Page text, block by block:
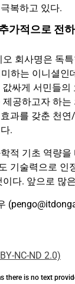
복하고 있다.
가적으로 전
회사명은 독
미하는 이니셜
싸게 서민들의
공하고자 하는
과를 갖춘 천
.
적 기초 역량
기술력으로 인
다. 앞으로 많
NC-ND 2.0)
there is no text